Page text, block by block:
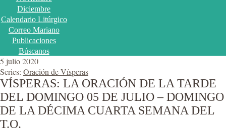
Diciembre
Calendario Litúrgico
Correo Mariano
Publicaciones
Búscanos
5 julio 2020
Series: Oración de Vísperas
VÍSPERAS: LA ORACIÓN DE LA TARDE
DEL DOMINGO 05 DE JULIO – DOMINGO
DE LA DÉCIMA CUARTA SEMANA DEL
T.O.